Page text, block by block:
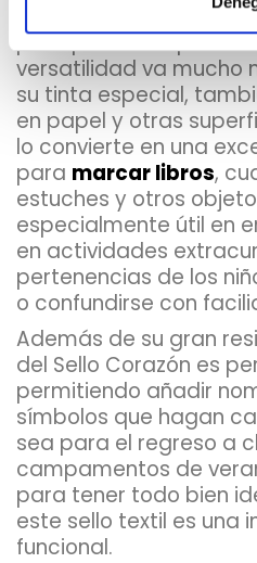
Sello
principalmente para
versatilidad va mucho
su tinta especial,
en papel y otras
lo convierte en una
para marcar libros,
estuches y otros
especialmente útil en
en actividades
pertenencias de los
o confundirse con
Además de su gran
del Sello Corazón es
permitiendo añadir
símbolos que hagan
sea para el regreso a
campamentos de
para tener todo bien
este sello textil es una
funcional.